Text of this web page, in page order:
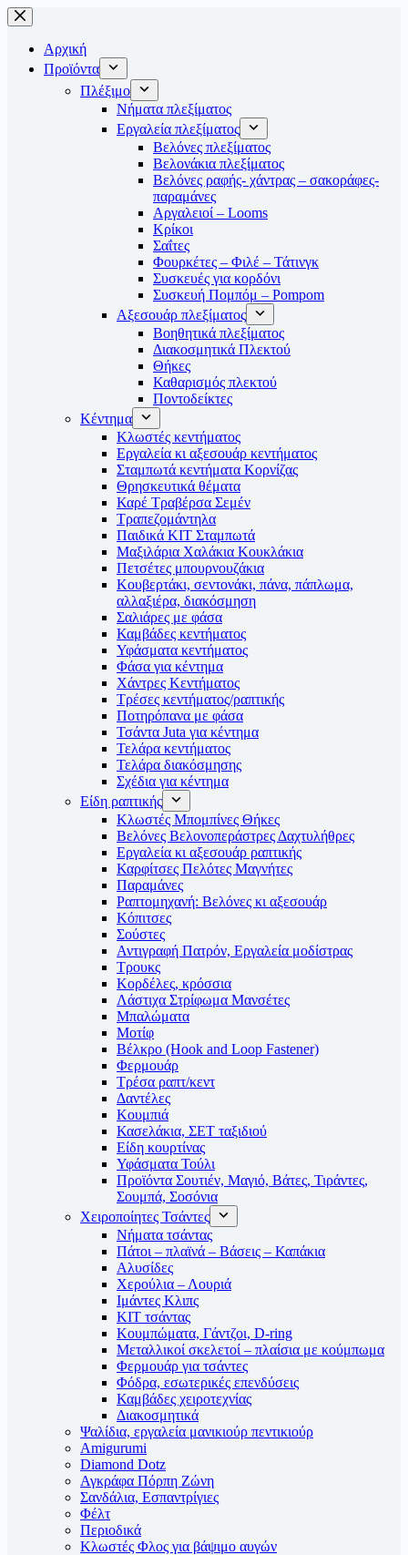
Μετάβαση
στο
περιεχόμενο
Αρχική
Προϊόντα
Πλέξιμο
Νήματα πλεξίματος
Εργαλεία πλεξίματος
Βελόνες πλεξίματος
Βελονάκια πλεξίματος
Βελόνες ραφής- χάντρας – σακοράφες-
παραμάνες
Αργαλειοί – Looms
Κρίκοι
Σαΐτες
Φουρκέτες – Φιλέ – Τάτινγκ
Συσκευές για κορδόνι
Συσκευή Πομπόμ – Pompom
Αξεσουάρ πλεξίματος
Βοηθητικά πλεξίματος
Διακοσμητικά Πλεκτού
Θήκες
Καθαρισμός πλεκτού
Ποντοδείκτες
Κέντημα
Κλωστές κεντήματος
Eργαλεία κι αξεσουάρ κεντήματος
Σταμπωτά κεντήματα Κορνίζας
Θρησκευτικά θέματα
Καρέ Τραβέρσα Σεμέν
Τραπεζομάντηλα
Παιδικά KIT Σταμπωτά
Μαξιλάρια Χαλάκια Κουκλάκια
Πετσέτες μπουρνουζάκια
Κουβερτάκι, σεντονάκι, πάνα, πάπλωμα,
αλλαξιέρα, διακόσμηση
Σαλιάρες με φάσα
Καμβάδες κεντήματος
Υφάσματα κεντήματος
Φάσα για κέντημα
Χάντρες Κεντήματος
Τρέσες κεντήματος/ραπτικής
Ποτηρόπανα με φάσα
Τσάντα Juta για κέντημα
Τελάρα κεντήματος
Τελάρα διακόσμησης
Σχέδια για κέντημα
Είδη ραπτικής
Κλωστές Μπομπίνες Θήκες
Βελόνες Βελονοπεράστρες Δαχτυλήθρες
Εργαλεία κι αξεσουάρ ραπτικής
Καρφίτσες Πελότες Μαγνήτες
Παραμάνες
Ραπτομηχανή: Βελόνες κι αξεσουάρ
Κόπιτσες
Σούστες
Αντιγραφή Πατρόν, Εργαλεία μοδίστρας
Τρουκς
Κορδέλες, κρόσσια
Λάστιχα Στρίφωμα Μανσέτες
Μπαλώματα
Mοτίφ
Βέλκρο (Hook and Loop Fastener)
Φερμουάρ
Τρέσα ραπτ/κεντ
Δαντέλες
Κουμπιά
Κασελάκια, ΣΕΤ ταξιδιού
Είδη κουρτίνας
Υφάσματα Τούλι
Προϊόντα Σουτιέν, Μαγιό, Βάτες, Τιράντες,
Σουμπά, Σοσόνια
Χειροποίητες Τσάντες
Νήματα τσάντας
Πάτοι – πλαϊνά – Βάσεις – Καπάκια
Αλυσίδες
Χερούλια – Λουριά
Ιμάντες Κλιπς
ΚΙΤ τσάντας
Κουμπώματα, Γάντζοι, D-ring
Μεταλλικοί σκελετοί – πλαίσια με κούμπωμα
Φερμουάρ για τσάντες
Φόδρα, εσωτερικές επενδύσεις
Καμβάδες χειροτεχνίας
Διακοσμητικά
Ψαλίδια, εργαλεία μανικιούρ πεντικιούρ
Amigurumi
Diamond Dotz
Αγκράφα Πόρπη Ζώνη
Σανδάλια, Εσπαντρίγιες
Φέλτ
Περιοδικά
Κλωστές Φλος για βάψιμο αυγών